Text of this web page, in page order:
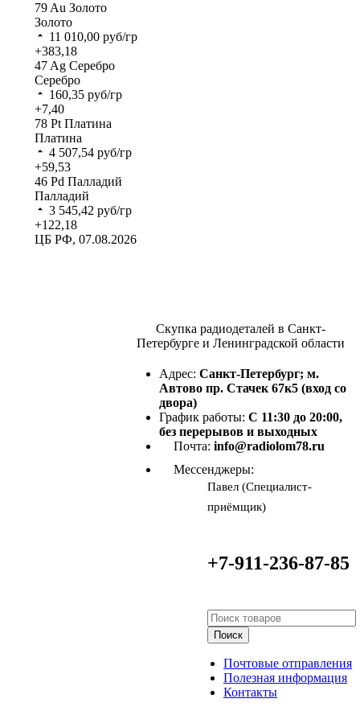
79 Au Золото
Золото
11 010,00 руб/гр
+383,18
47 Ag Серебро
Серебро
160,35 руб/гр
+7,40
78 Pt Платина
Платина
4 507,54 руб/гр
+59,53
46 Pd Палладий
Палладий
3 545,42 руб/гр
+122,18
ЦБ РФ, 07.08.2026
Скупка радиодеталей в Санкт-
Петербурге и Ленинградской области
Адрес: Санкт-Петербург; м.
Автово пр. Стачек 67к5 (вход со
двора)
График работы: С 11:30 до 20:00,
без перерывов и выходных
Почта: info@radiolom78.ru
Мессенджеры:
Павел (Специалист-
приёмщик)
+7-911-236-87-85
Поиск
Почтовые отправления
Полезная информация
Контакты